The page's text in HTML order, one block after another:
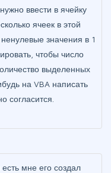
ввести в ячейку
ячеек в этой
значения в 1
чтобы число
выделенных
на VBA написать
согласится.
мне его создал